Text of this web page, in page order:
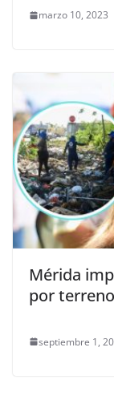
marzo 10, 2023
Mérida
por
septiembre 1,